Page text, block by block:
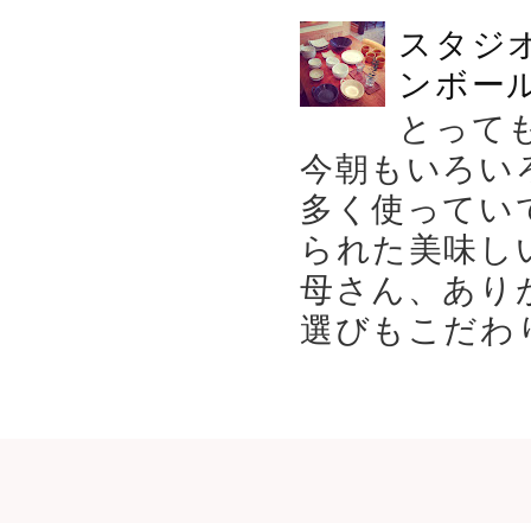
スタジ
ンボー
とって
今朝もいろい
多く使ってい
られた美味
母さん、あり
選びもこだ